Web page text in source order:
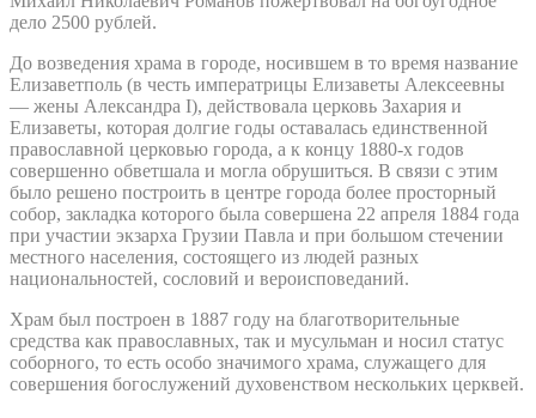
дело 2500 рублей.
До возведения храма в городе, носившем в то время название
Елизаветполь (в честь императрицы Елизаветы Алексеевны
— жены Александра I), действовала церковь Захария и
Елизаветы, которая долгие годы оставалась единственной
православной церковью города, а к концу 1880-х годов
совершенно обветшала и могла обрушиться. В связи с этим
было решено построить в центре города более просторный
собор, закладка которого была совершена 22 апреля 1884 года
при участии экзарха Грузии Павла и при большом стечении
местного населения, состоящего из людей разных
национальностей, сословий и вероисповеданий.
Храм был построен в 1887 году на благотворительные
средства как православных, так и мусульман и носил статус
соборного, то есть особо значимого храма, служащего для
совершения богослужений духовенством нескольких церквей.